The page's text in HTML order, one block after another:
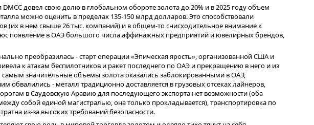
довел свою долю в глобальном обороте золота до 20% и в 2025 году объем
можно оценить в пределах 135-150 млрд долларов. Это способствовали
(их в нем свыше 26 тыс. компаний) и в общем-то снисходительное внимание к
появление в ОАЭ большого числа аффинажных предприятий и ювелирных брендов,
преобразилась - старт операции «Эпическая ярость», организованной США и
к атакам беспилотников и ракет последнего по ОАЭ и прекращению в него и из
самым значительные объемы золота оказались заблокированными в ОАЭ,
обвалились - металл традиционно доставляется в грузовых отсеках лайнеров,
в Саудовскую Аравию для последующего экспорта нет возможности (оба
собой единой магистралью, она только прокладывается), транспортировка по
из-за высоких требований безопасности.